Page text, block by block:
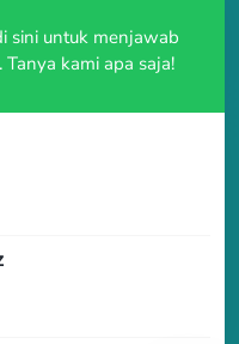
sini untuk menjawab
kami apa saja!